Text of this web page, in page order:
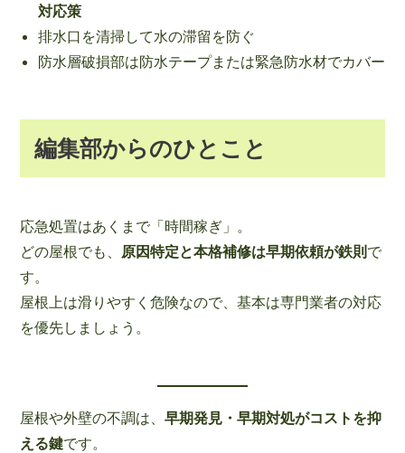
対応策
排水口を清掃して水の滞留を防ぐ
防水層破損部は防水テープまたは緊急防水材でカバー
編集部からのひとこと
応急処置はあくまで「時間稼ぎ」。
どの屋根でも、 原因特定と本格補修は早期依頼が鉄則で
す。
屋根上は滑りやすく危険なので、基本は専門業者の対応
を優先しましょう。
屋根や外壁の不調は、 早期発見・早期対処がコストを抑
える鍵です。